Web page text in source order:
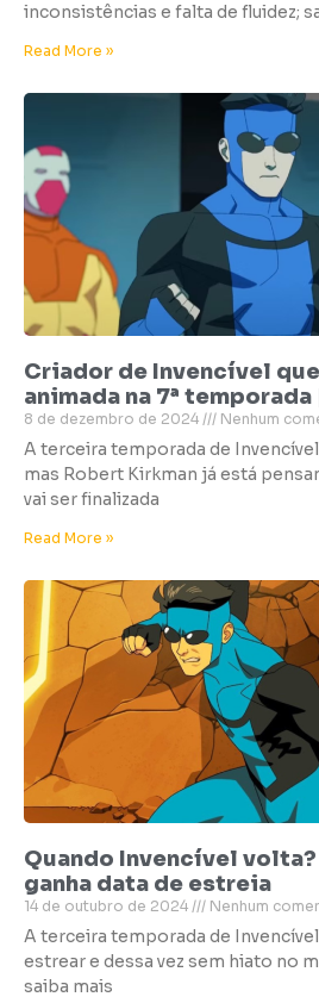
inconsistências e falta de fluidez;
Read More »
Criador de Invencível
animada na 7ª temporada
8 de dezembro de 2024 Nenhum
A terceira temporada de
mas Robert Kirkman já está
vai ser finalizada
Read More »
Quando Invencível
ganha data de estreia
14 de outubro de 2024 Nenhum
A terceira temporada de
estrear e dessa vez sem hiato no
saiba mais